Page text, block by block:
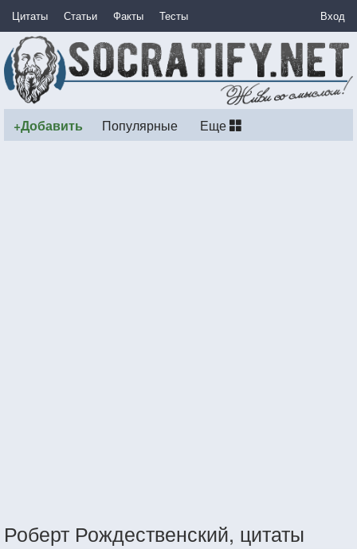
Цитаты Статьи Факты Тесты Вход
+Добавить Популярные Еще
Роберт Рождественский, цитаты